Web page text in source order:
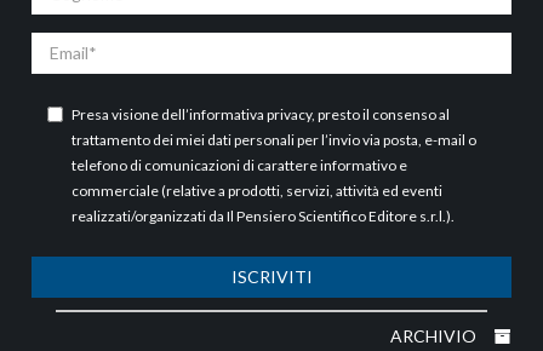
Email
Presa visione dell’informativa privacy, presto il consenso al
trattamento dei miei dati personali per l’invio via posta, e-mail o
telefono di comunicazioni di carattere informativo e
commerciale (relative a prodotti, servizi, attività ed eventi
realizzati/organizzati da Il Pensiero Scientifico Editore s.r.l.).
ISCRIVITI
ARCHIVIO